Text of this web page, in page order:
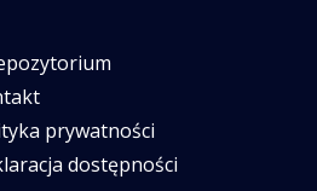
prywatności
dostępności